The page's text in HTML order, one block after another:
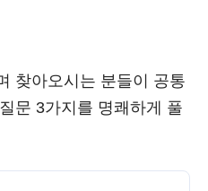
찾아오시는 분들이 공통
문 3가지를 명쾌하게 풀